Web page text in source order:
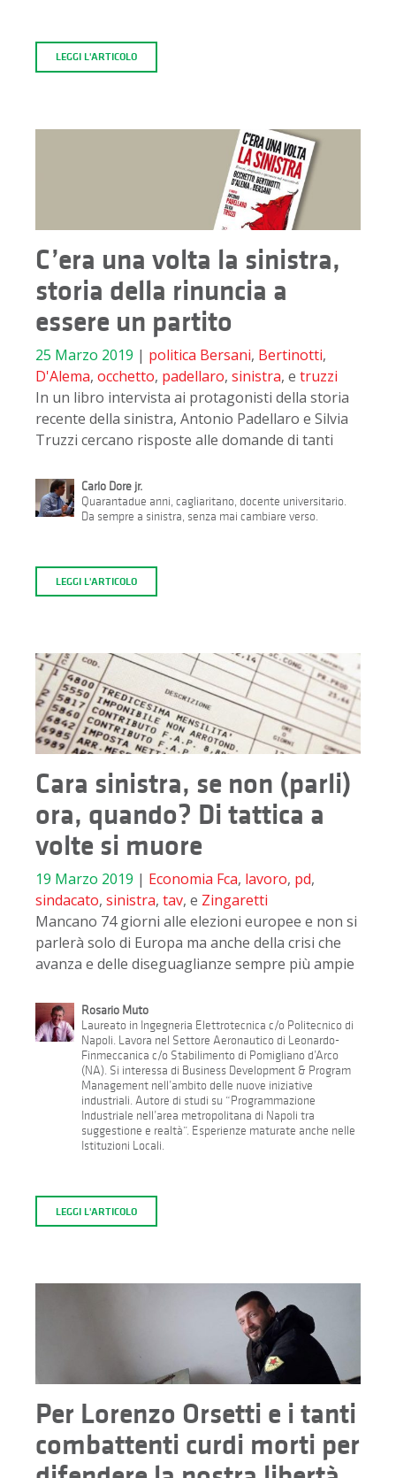
LEGGI L'ARTICOLO
C’era una volta la sinistra,
storia della rinuncia a
essere un partito
25 Marzo 2019 | politica Bersani, Bertinotti,
D'Alema, occhetto, padellaro, sinistra, e truzzi
In un libro intervista ai protagonisti della storia
recente della sinistra, Antonio Padellaro e Silvia
Truzzi cercano risposte alle domande di tanti
Carlo Dore jr.
Quarantadue anni, cagliaritano, docente universitario.
Da sempre a sinistra, senza mai cambiare verso.
LEGGI L'ARTICOLO
Cara sinistra, se non (parli)
ora, quando? Di tattica a
volte si muore
19 Marzo 2019 | Economia Fca, lavoro, pd,
sindacato, sinistra, tav, e Zingaretti
Mancano 74 giorni alle elezioni europee e non si
parlerà solo di Europa ma anche della crisi che
avanza e delle diseguaglianze sempre più ampie
Rosario Muto
Laureato in Ingegneria Elettrotecnica c/o Politecnico di
Napoli. Lavora nel Settore Aeronautico di Leonardo-
Finmeccanica c/o Stabilimento di Pomigliano d’Arco
(NA). Si interessa di Business Development & Program
Management nell’ambito delle nuove iniziative
industriali. Autore di studi su “Programmazione
Industriale nell’area metropolitana di Napoli tra
suggestione e realtà”. Esperienze maturate anche nelle
Istituzioni Locali.
LEGGI L'ARTICOLO
Per Lorenzo Orsetti e i tanti
combattenti curdi morti per